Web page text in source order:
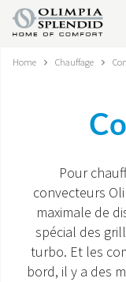
FRANÇAIS
TRAITEMENT DE L'AIR
Home Chauffage
Pour
convecteurs
maximale de
spécial des
turbo. Et les
bord, il y a des